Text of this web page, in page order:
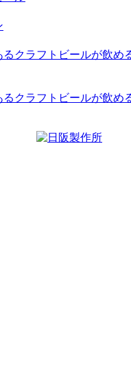
るクラフトビールが飲め
るクラフトビールが飲め